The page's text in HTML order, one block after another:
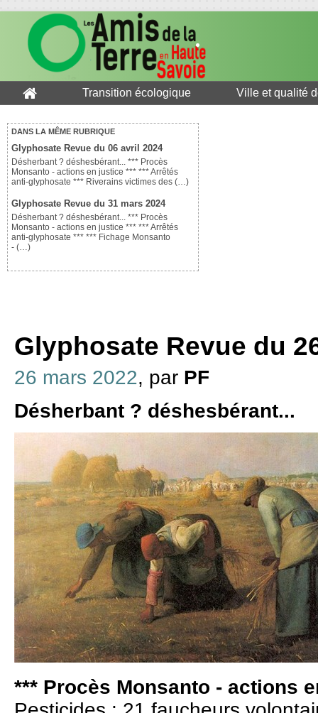
Transition écologique Ville et qualité
DANS LA MÊME RUBRIQUE
Glyphosate Revue du 06 avril 2024
Désherbant ? déshesbérant... *** Procès
Monsanto - actions en justice *** *** Arrêtés
anti-glyphosate *** Riverains victimes des (…)
Glyphosate Revue du 31 mars 2024
Désherbant ? déshesbérant... *** Procès
Monsanto - actions en justice *** *** Arrêtés
anti-glyphosate *** *** Fichage Monsanto
- (…)
Glyphosate Revue du
26 mars 2022, par PF
Désherbant ? déshesbérant...
*** Procès Monsanto - actions